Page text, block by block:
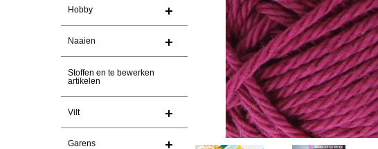
Hobby
Naaien
Stoffen en te bewerken
artikelen
Vilt
Garens